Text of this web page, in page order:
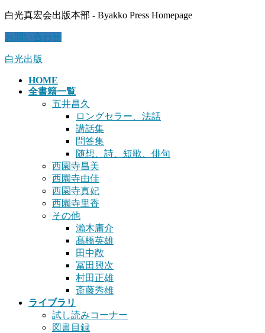
コ
テ
ツ
ナ
ゲ
シ
白光真宏会出版本部 - Byakko Press Homepage
お問い合わせ
白光出版
HOME
全書籍一覧
五井昌久
ロングセラー、法話
講話集
問答集
随想、詩、短歌、俳句
西園寺昌美
西園寺由佳
西園寺真妃
西園寺里香
その他
瀨木庸介
髙橋英雄
田中敞
冨田興次
村田正雄
斎藤秀雄
ライブラリ
試し読みコーナー
図書目録